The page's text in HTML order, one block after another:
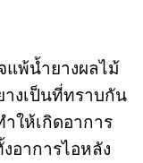
พ้น้ำยางผลไม้
งเป็นที่ทราบกัน
ให้เกิดอาการ
อาการไอหลัง